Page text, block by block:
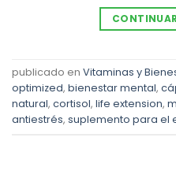
publicado en Vitaminas y
optimized, bienestar mental,
natural, cortisol, life extension,
antiestrés, suplemento para el